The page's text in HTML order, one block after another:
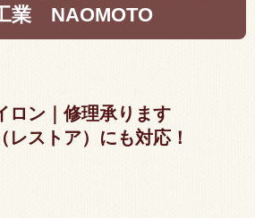
業 NAOMOTO
ロン｜修理承ります
レストア）にも対応！